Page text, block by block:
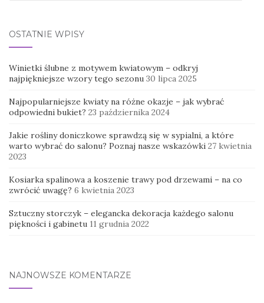
OSTATNIE WPISY
Winietki ślubne z motywem kwiatowym – odkryj
najpiękniejsze wzory tego sezonu 30 lipca 2025
Najpopularniejsze kwiaty na różne okazje – jak wybrać
odpowiedni bukiet? 23 października 2024
Jakie rośliny doniczkowe sprawdzą się w sypialni, a które
warto wybrać do salonu? Poznaj nasze wskazówki 27 kwietnia
2023
Kosiarka spalinowa a koszenie trawy pod drzewami – na co
zwrócić uwagę? 6 kwietnia 2023
Sztuczny storczyk – elegancka dekoracja każdego salonu
piękności i gabinetu 11 grudnia 2022
NAJNOWSZE KOMENTARZE